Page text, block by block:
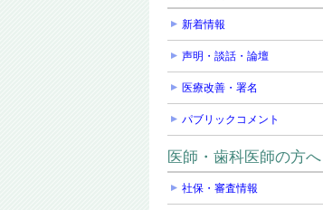
新着情報
声明・談話・論壇
医療改善・署名
パブリックコメント
医師・歯科医師の方へ
社保・審査情報